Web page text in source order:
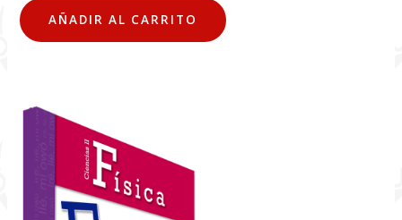
AÑADIR AL CARRITO